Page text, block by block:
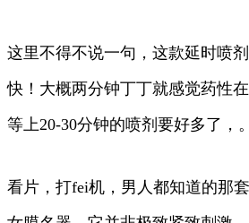
这里不得不说一句，这款延时喷
快！大概两分钟丁丁就感觉药性
等上20-30分钟的喷剂要好多了，。
看片，打fei机，男人都知道的那